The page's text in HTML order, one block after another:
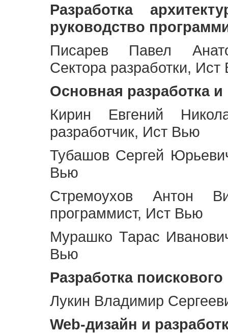
Разработка
руководство
Писарев Павел
Сектора разработки,
Основная разработка
Кирин Евгений
разработчик, Ист Вью
Тубашов Сергей
Вью
Стремоухов Антон
программист, Ист Вью
Мурашко Тарас
Вью
Разработка
Лукин Владимир
Web-дизайн и